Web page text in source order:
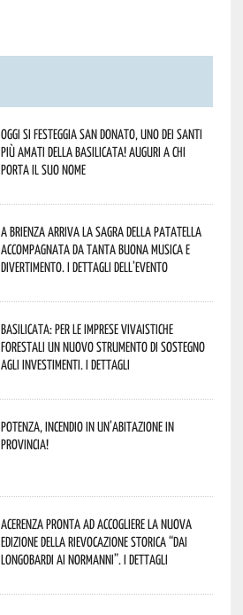
Oggi si festeggia San Donato, uno dei Santi
più amati della Basilicata! Auguri a chi
porta il suo nome
A Brienza arriva la Sagra della Patatella
accompagnata da tanta buona musica e
divertimento. I dettagli dell’evento
Basilicata: per le imprese vivaistiche
forestali un nuovo strumento di sostegno
agli investimenti. I dettagli
Potenza, incendio in un’abitazione in
provincia!
Acerenza pronta ad accogliere la nuova
edizione della rievocazione storica “Dai
Longobardi ai Normanni”. I dettagli